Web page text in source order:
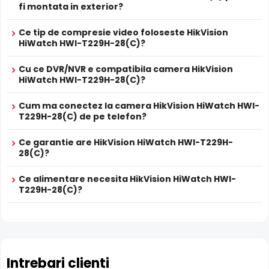
HikVision HiWatch HWI-T229H-28(C) este dotata cu
functiaInfrarosu Inteligent(Smart IR), ce regleaza
automat intensitatea iluminatorului in infrarosu in functie
de distanta obiectului, eliminand riscul de suprasaturare
POE
NVR sau Switch POE
PROSPECT PRODUCATOR
Prospect
HikVision HiWatch HWI-T229H-28(C)
* Specificatiile tehnice ale produsului HikVision HiWatch HWI-T229H-
fi montata in exterior?
Ce tip de compresie video foloseste HikVision
HiWatch HWI-T229H-28(C)?
Cu ce DVR/NVR e compatibila camera HikVision
HiWatch HWI-T229H-28(C)?
Cum ma conectez la camera HikVision HiWatch HWI-
T229H-28(C) de pe telefon?
Ce garantie are HikVision HiWatch HWI-T229H-
28(C)?
Ce alimentare necesita HikVision HiWatch HWI-
T229H-28(C)?
Intrebari clienti